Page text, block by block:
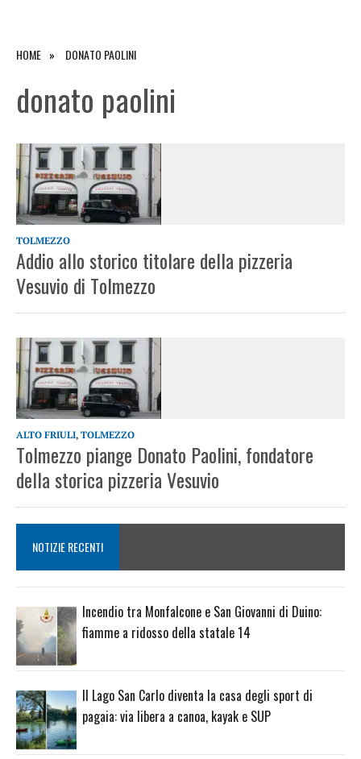
HOME DONATO PAOLINI
donato paolini
TOLMEZZO
Addio allo storico titolare della pizzeria
Vesuvio di Tolmezzo
ALTO FRIULI, TOLMEZZO
Tolmezzo piange Donato Paolini, fondatore
della storica pizzeria Vesuvio
NOTIZIE RECENTI
Incendio tra Monfalcone e San Giovanni di Duino:
fiamme a ridosso della statale 14
Il Lago San Carlo diventa la casa degli sport di
pagaia: via libera a canoa, kayak e SUP